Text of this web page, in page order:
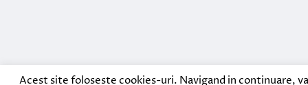
Acest site foloseste cookies-uri. Navigand in continuare,